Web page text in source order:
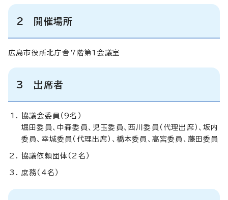
2 開催場所
広島市役所北庁舎7階第1会議室
3 出席者
協議会委員（9名）
堀田委員、中森委員、児玉委員、西川委員（代理出席）、坂内
委員、幸城委員（代理出席）、橋本委員、高宮委員、藤田委員
協議依頼団体（2名）
庶務（4名）